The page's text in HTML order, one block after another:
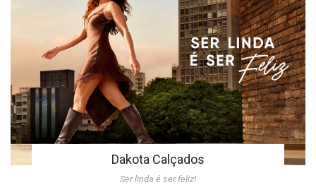
Dakota Calçados
Ser linda é ser feliz!